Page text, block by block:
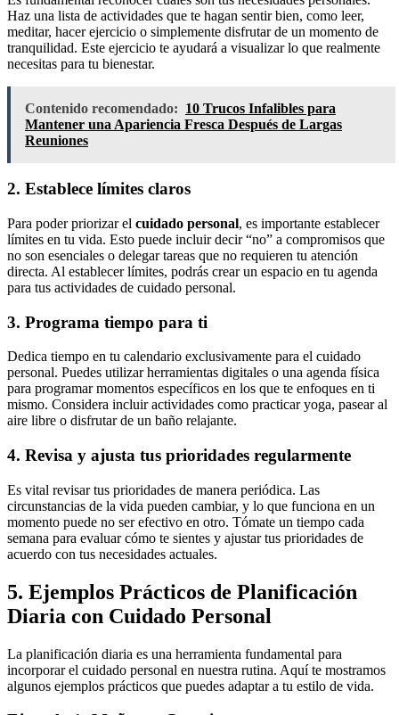
Haz una lista de actividades que te hagan sentir bien, como leer,
meditar, hacer ejercicio o simplemente disfrutar de un momento de
tranquilidad. Este ejercicio te ayudará a visualizar lo que realmente
necesitas para tu bienestar.
Contenido recomendado: 10 Trucos Infalibles para
Mantener una Apariencia Fresca Después de Largas
Reuniones
2. Establece límites claros
Para poder priorizar el cuidado personal, es importante establecer
límites en tu vida. Esto puede incluir decir “no” a compromisos que
no son esenciales o delegar tareas que no requieren tu atención
directa. Al establecer límites, podrás crear un espacio en tu agenda
para tus actividades de cuidado personal.
3. Programa tiempo para ti
Dedica tiempo en tu calendario exclusivamente para el cuidado
personal. Puedes utilizar herramientas digitales o una agenda física
para programar momentos específicos en los que te enfoques en ti
mismo. Considera incluir actividades como practicar yoga, pasear al
aire libre o disfrutar de un baño relajante.
4. Revisa y ajusta tus prioridades regularmente
Es vital revisar tus prioridades de manera periódica. Las
circunstancias de la vida pueden cambiar, y lo que funciona en un
momento puede no ser efectivo en otro. Tómate un tiempo cada
semana para evaluar cómo te sientes y ajustar tus prioridades de
acuerdo con tus necesidades actuales.
5. Ejemplos Prácticos de Planificación
Diaria con Cuidado Personal
La planificación diaria es una herramienta fundamental para
incorporar el cuidado personal en nuestra rutina. Aquí te mostramos
algunos ejemplos prácticos que puedes adaptar a tu estilo de vida.